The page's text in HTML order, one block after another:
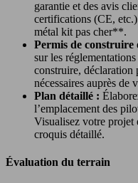
garantie et des avis
certifications (CE,
métal kit pas cher**.
Permis de construire
sur les
construire, déclaration
nécessaires auprès de
Plan détaillé :
l’emplacement des
Visualisez votre projet
croquis détaillé.
Évaluation du terrain